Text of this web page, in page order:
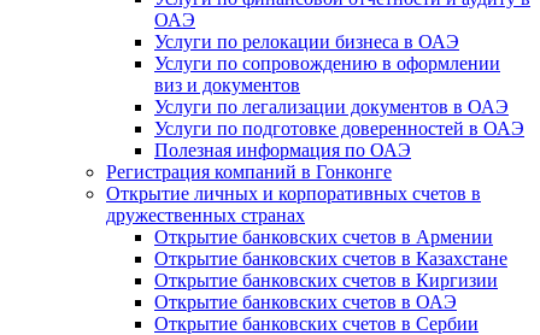
ОАЭ
Услуги по релокации бизнеса в ОАЭ
Услуги по сопровождению в оформлении
виз и документов
Услуги по легализации документов в ОАЭ
Услуги по подготовке доверенностей в ОАЭ
Полезная информация по ОАЭ
Регистрация компаний в Гонконге
Открытие личных и корпоративных счетов в
дружественных странах
Открытие банковских счетов в Армении
Открытие банковских счетов в Казахстане
Открытие банковских счетов в Киргизии
Открытие банковских счетов в ОАЭ
Открытие банковских счетов в Сербии